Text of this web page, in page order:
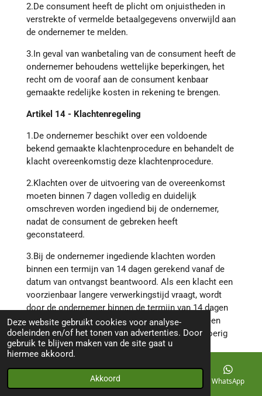
Deze website gebruikt cookies voor analyse-
doeleinden en/of het tonen van advertenties. Door
gebruik te blijven maken van de site gaat u
hiermee akkoord.
Akkoord
2.De consument heeft de plicht om onjuistheden in
verstrekte of vermelde betaalgegevens onverwijld aan
de ondernemer te melden.
3.In geval van wanbetaling van de consument heeft de
ondernemer behoudens wettelijke beperkingen, het
recht om de vooraf aan de consument kenbaar
gemaakte redelijke kosten in rekening te brengen.
Artikel 14 - Klachtenregeling
1.De ondernemer beschikt over een voldoende
bekend gemaakte klachtenprocedure en behandelt de
klacht overeenkomstig deze klachtenprocedure.
2.Klachten over de uitvoering van de overeenkomst
moeten binnen 7 dagen volledig en duidelijk
omschreven worden ingediend bij de ondernemer,
nadat de consument de gebreken heeft
geconstateerd.
3.Bij de ondernemer ingediende klachten worden
binnen een termijn van 14 dagen gerekend vanaf de
datum van ontvangst beantwoord. Als een klacht een
voorzienbaar langere verwerkingstijd vraagt, wordt
door de ondernemer binnen de termijn van 14 dagen
geantwoord met een bericht van ontvangst en een
indicatie wanneer de consument een meer uitvoerig
antwoord kan verwachten.
4.Indien de klacht niet in onderling overleg kan
worden opgelost ontstaat een geschil dat vatbaar is
Telefoonnummer WhatsApp